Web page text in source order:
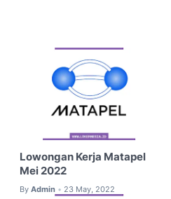
Lowongan Kerja Matapel
Mei 2022
By Admin • 23 May, 2022